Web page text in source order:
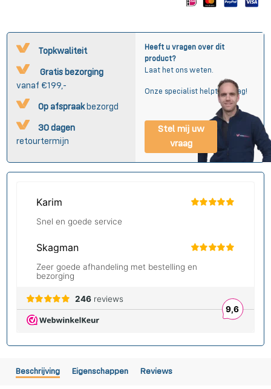
Topkwaliteit
Gratis bezorging
vanaf €199,-
Op afspraak bezorgd
30 dagen
retourtermijn
Heeft u vragen over dit
product?
Laat het ons weten.
Onze specialist helpt u graag!
Stel mij uw
vraag
Beschrijving Eigenschappen Reviews